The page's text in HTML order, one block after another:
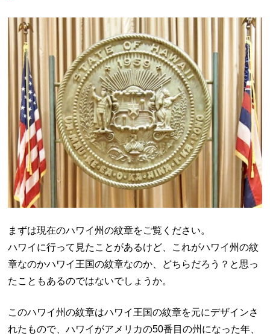
まずは現在のハワイ州の紋章をご覧ください。
ハワイに行って見たことがあるけど、これがハワイ州の紋
章なのかハワイ王国の紋章なのか、どちらだろう？と思っ
たこともあるのではないでしょうか。
このハワイ州の紋章はハワイ王国の紋章を元にデザインさ
れたもので、ハワイがアメリカの50番目の州になった年、